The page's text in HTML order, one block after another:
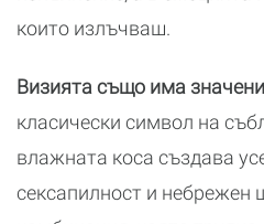
които излъчваш.
Визията също има
класически символ на
влажната коса създава
сексапилност и небрежен